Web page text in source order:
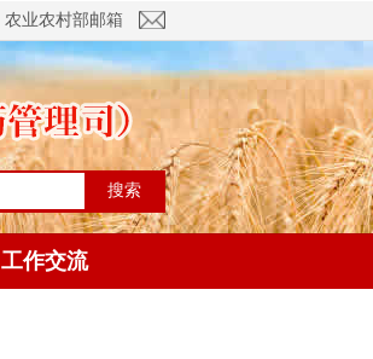
农业农村部邮箱
搜索
工作交流